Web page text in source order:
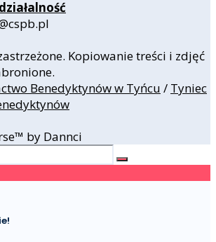
Kopiowanie treści i zdjęć
Benedyktynów w Tyńcu / Tyniec
by Dannci